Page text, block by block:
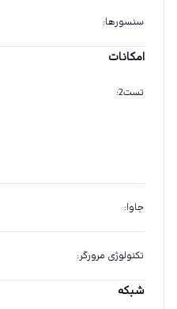
سنسورها:
امکانات
تست2 :
جاوا:
تکنولوژی مرورگر:
شبکه